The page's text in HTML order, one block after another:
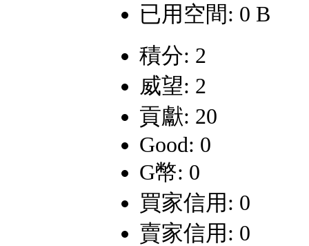
已用空間: 0 B
積分: 2
威望: 2
貢獻: 20
Good: 0
G幣: 0
買家信用: 0
賣家信用: 0